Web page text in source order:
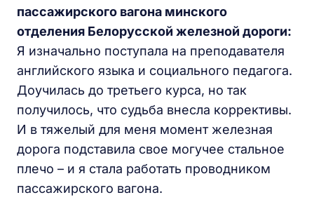
пассажирского вагона минского
отделения Белорусской железной дороги:
Я изначально поступала на преподавателя
английского языка и социального педагога.
Доучилась до третьего курса, но так
получилось, что судьба внесла коррективы.
И в тяжелый для меня момент железная
дорога подставила свое могучее стальное
плечо – и я стала работать проводником
пассажирского вагона.